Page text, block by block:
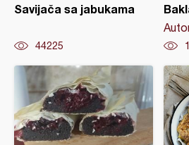
Savijača sa jabukama
44225